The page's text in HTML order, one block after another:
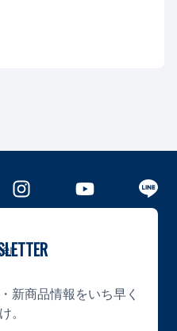
新商品情報をいち早く
。